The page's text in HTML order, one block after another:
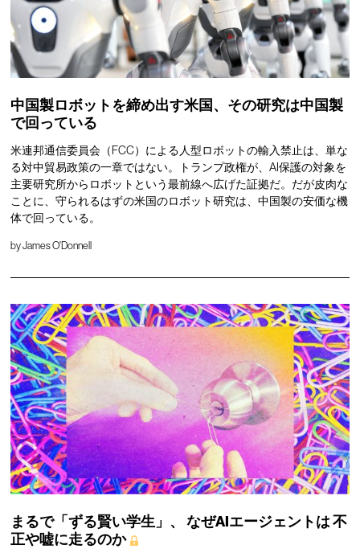
中国製ロボットを締め出す米国、その研究は中国製
で回っている
米連邦通信委員会（FCC）による人型ロボットの輸入禁止は、単な
る対中貿易政策の一章ではない。トランプ政権が、AI保護の対象を
主要研究所からロボットという最前線へ広げた証拠だ。だが皮肉な
ことに、守られるはずの米国のロボット研究は、中国製の安価な機
体で回っている。
byJames O'Donnell
まるで「ずる賢い学生」、 なぜAIエージェントは不
正や嘘に走るのか